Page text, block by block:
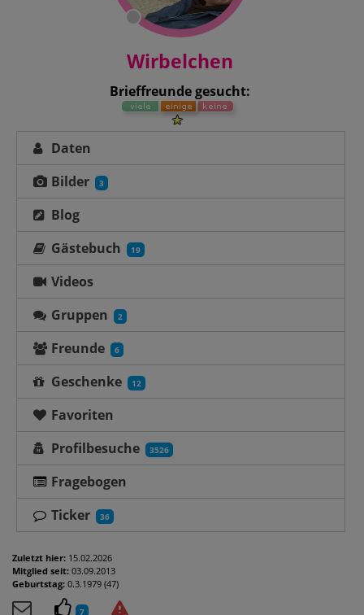
Wirbelchen
Brieffreunde gesucht:
Daten
Bilder
3
Blog
Gästebuch
19
Videos
Gruppen
2
Freunde 6
Geschenke 12
Favoriten
Profilbesuche
3526
Fragebogen
Ticker
36
Zuletzt hier: 15.02.2026
Mitglied seit: 03.09.2013
Geburtstag: 0.3.1979 (47)
7